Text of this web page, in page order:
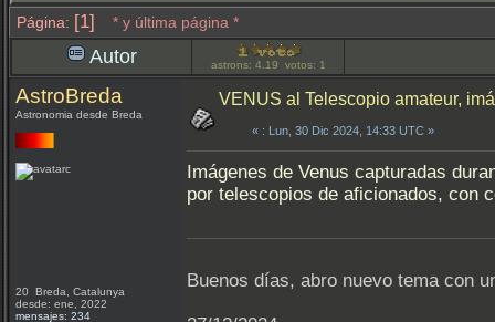
Página: [1] * y última página *
Autor astrons: 4.19 votos: 1
AstroBreda
Astronomia desde Breda
20 Breda, Catalunya
desde: ene, 2022
mensajes: 234
VENUS al Telescopio amateur,
« : Lun, 30 Dic 2024, 14:33 UTC »
Imágenes de Venus capturadas
por telescopios de aficionados, con
Buenos días, abro nuevo tema con